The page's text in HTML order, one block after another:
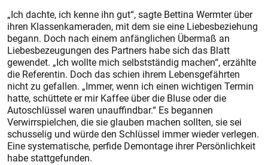
„Ich dachte, ich kenne ihn gut“, sagte Bettina Wermter über
ihren Klassenkameraden, mit dem sie eine Liebesbeziehung
begann. Doch nach einem anfänglichen Übermaß an
Liebesbezeugungen des Partners habe sich das Blatt
gewendet. „Ich wollte mich selbstständig machen“, erzählte
die Referentin. Doch das schien ihrem Lebensgefährten
nicht zu gefallen. „Immer, wenn ich einen wichtigen Termin
hatte, schüttete er mir Kaffee über die Bluse oder die
Autoschlüssel waren unauffindbar.“ Es begannen
Verwirrspielchen, die sie glauben machen sollten, sie sei
schusselig und würde den Schlüssel immer wieder verlegen.
Eine systematische, perfide Demontage ihrer Persönlichkeit
habe stattgefunden.